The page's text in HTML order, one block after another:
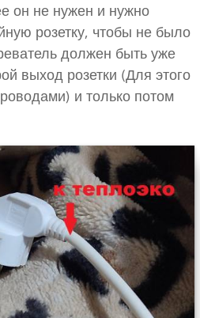
он не нужен и нужно
розетку, чтобы не было
должен быть уже
выход розетки (Для этого
и только потом